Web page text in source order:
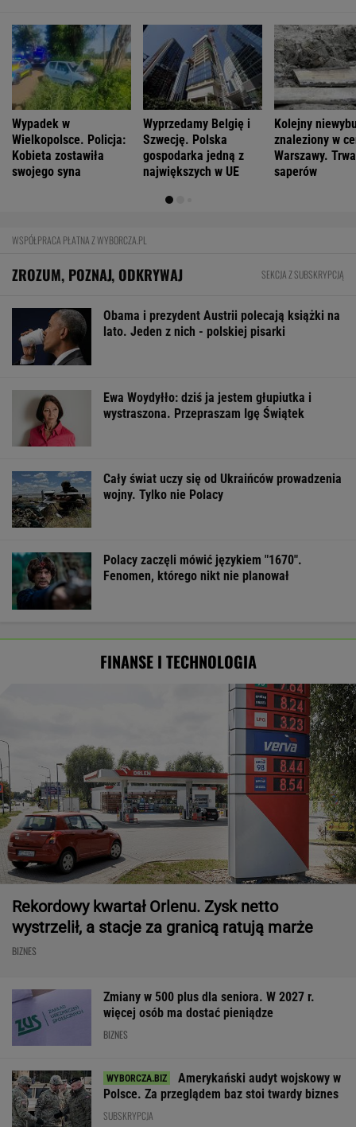
Wypadek w
Wielkopolsce. Policja:
Kobieta zostawiła
swojego syna
Wyprzedamy Belgię i
Szwecję. Polska
gospodarka jedną z
największych w UE
Kolejny
znaleziony w
Warszawy.
saperów
WSPÓŁPRACA PŁATNA Z WYBORCZA.PL
ZROZUM, POZNAJ, ODKRYWAJ SEKCJA Z SUBSKRYPCJĄ
Obama i prezydent Austrii polecają książki na
lato. Jeden z nich - polskiej pisarki
Ewa Woydyłło: dziś ja jestem głupiutka i
wystraszona. Przepraszam Igę Świątek
Cały świat uczy się od Ukraińców prowadzenia
wojny. Tylko nie Polacy
Polacy zaczęli mówić językiem "1670".
Fenomen, którego nikt nie planował
FINANSE I TECHNOLOGIA
Rekordowy kwartał Orlenu. Zysk netto
wystrzelił, a stacje za granicą ratują marże
BIZNES
Zmiany w 500 plus dla seniora. W 2027 r.
więcej osób ma dostać pieniądze
BIZNES
Amerykański audyt wojskowy w
Polsce. Za przeglądem baz stoi twardy biznes
SUBSKRYPCJA